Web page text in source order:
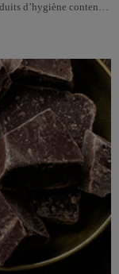
d’hygiène conten…